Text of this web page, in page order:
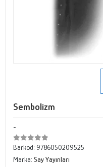
Sembolizm
-
Barkod: 9786050209525
Marka: Say Yayınları